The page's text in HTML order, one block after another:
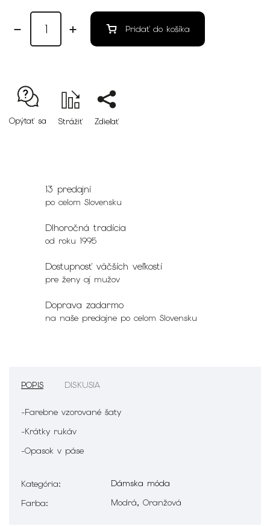
Pridať do košíka
Opýtať sa Strážiť Zdieľať
13 predajní
po celom Slovensku
Dlhoročná tradícia
od roku 1995
Dostupnosť väčších veľkostí
pre ženy aj mužov
Doprava zadarmo
na naše predajne po celom Slovensku
POPIS DISKUSIA
-Farebne vzorované šaty
-Krátky rukáv
-Opasok v páse
Kategória:
Dámska móda
Farba: Modrá, Oranžová